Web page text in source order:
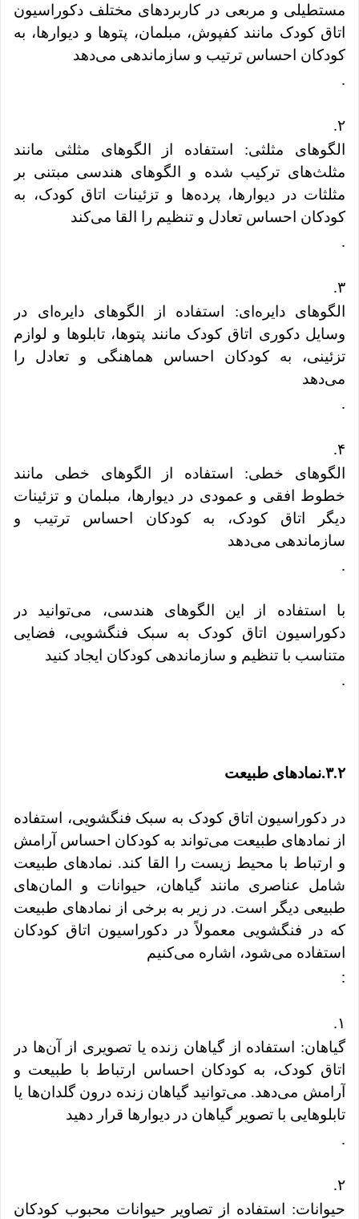
مستطیلی و مربعی در کاربردهای مختلف دکوراسیون
اتاق کودک مانند کفپوش، مبلمان، پتوها و دیوارها، به
کودکان احساس ترتیب و سازماندهی می‌دهد
.
۲.
الگوهای مثلثی: استفاده از الگوهای مثلثی مانند
مثلث‌های ترکیب شده و الگوهای هندسی مبتنی بر
مثلثات در دیوارها، پرده‌ها و تزئینات اتاق کودک، به
کودکان احساس تعادل و تنظیم را القا می‌کند
.
۳.
الگوهای دایره‌ای: استفاده از الگوهای دایره‌ای در
وسایل دکوری اتاق کودک مانند پتوها، تابلوها و لوازم
تزئینی، به کودکان احساس هماهنگی و تعادل را
می‌دهد
.
۴.
الگوهای خطی: استفاده از الگوهای خطی مانند
خطوط افقی و عمودی در دیوارها، مبلمان و تزئینات
دیگر اتاق کودک، به کودکان احساس ترتیب و
سازماندهی می‌دهد
.
با استفاده از این الگوهای هندسی، می‌توانید در
دکوراسیون اتاق کودک به سبک فنگشویی، فضایی
متناسب با تنظیم و سازماندهی کودکان ایجاد کنید
.
۳.۲.نمادهای طبیعت
در دکوراسیون اتاق کودک به سبک فنگشویی، استفاده
از نمادهای طبیعت می‌تواند به کودکان احساس آرامش
و ارتباط با محیط زیست را القا کند. نمادهای طبیعت
شامل عناصری مانند گیاهان، حیوانات و المان‌های
طبیعی دیگر است. در زیر به برخی از نمادهای طبیعت
که در فنگشویی معمولاً در دکوراسیون اتاق کودکان
استفاده می‌شود، اشاره می‌کنیم
:
۱.
گیاهان: استفاده از گیاهان زنده یا تصویری از آن‌ها در
اتاق کودک، به کودکان احساس ارتباط با طبیعت و
آرامش می‌دهد. می‌توانید گیاهان زنده درون گلدان‌ها یا
تابلوهایی با تصویر گیاهان در دیوارها قرار دهید
.
۲.
حیوانات: استفاده از تصاویر حیوانات محبوب کودکان